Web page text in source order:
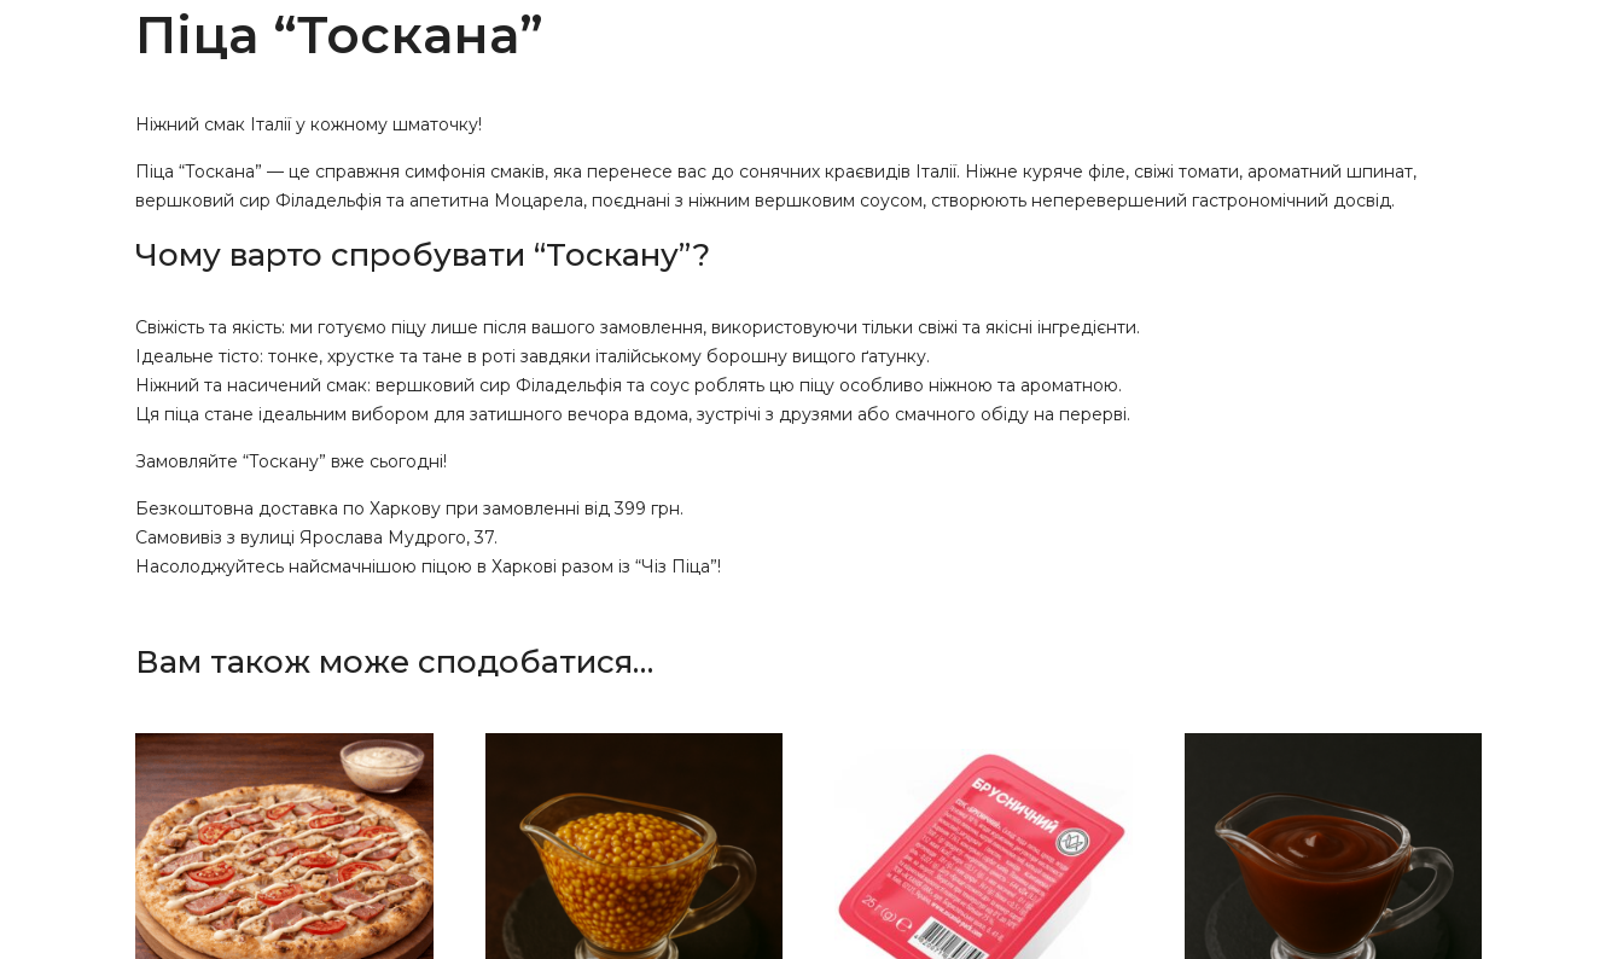
Піца “Тоскана”
Ніжний смак Італії у кожному шматочку!
Піца “Тоскана” — це справжня симфонія смаків, яка перенесе вас до сонячних краєвидів Італії. Ніжне куряче філе, свіжі томати, ароматний шпинат,
вершковий сир Філадельфія та апетитна Моцарела, поєднані з ніжним вершковим соусом, створюють неперевершений гастрономічний досвід.
Чому варто спробувати “Тоскану”?
Свіжість та якість: ми готуємо піцу лише після вашого замовлення, використовуючи тільки свіжі та якісні інгредієнти.
Ідеальне тісто: тонке, хрустке та тане в роті завдяки італійському борошну вищого ґатунку.
Ніжний та насичений смак: вершковий сир Філадельфія та соус роблять цю піцу особливо ніжною та ароматною.
Ця піца стане ідеальним вибором для затишного вечора вдома, зустрічі з друзями або смачного обіду на перерві.
Замовляйте “Тоскану” вже сьогодні!
Безкоштовна доставка по Харкову при замовленні від 399 грн.
Самовивіз з вулиці Ярослава Мудрого, 37.
Насолоджуйтесь найсмачнішою піцою в Харкові разом із “Чіз Піца”!
Вам також може сподобатися…